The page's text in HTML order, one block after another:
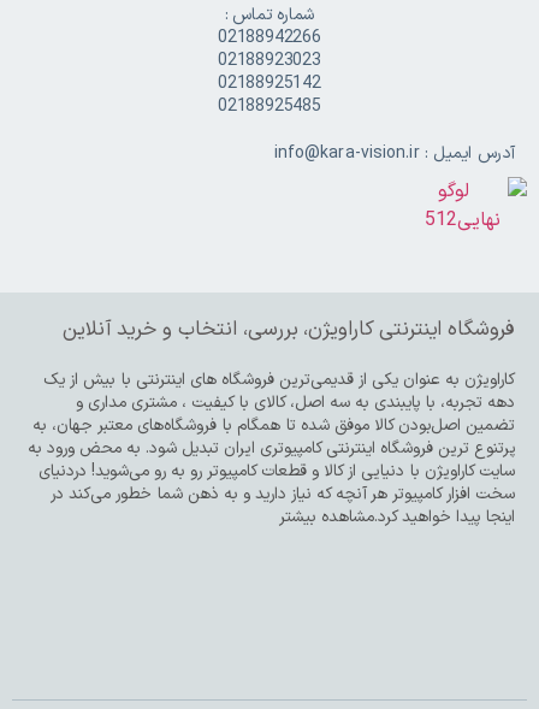
شماره تماس :
02188942266
02188923023
02188925142
02188925485
آدرس ایمیل : info@kara-vision.ir
فروشگاه اینترنتی کاراویژن، بررسی، انتخاب و خرید آنلاین
کاراویژن به عنوان یکی از قدیمی‌ترین فروشگاه های اینترنتی با بیش از یک
دهه تجربه، با پایبندی به سه اصل، کالای با کیفیت ، مشتری مداری و
تضمین اصل‌بودن کالا موفق شده تا همگام با فروشگاه‌های معتبر جهان، به
پرتنوع ترین فروشگاه اینترنتی کامپیوتری ایران تبدیل شود. به محض ورود به
سایت کاراویژن با دنیایی از کالا و قطعات کامپیوتر رو به رو می‌شوید! دردنیای
سخت افزار کامپیوتر هر آنچه که نیاز دارید و به ذهن شما خطور می‌کند در
اینجا پیدا خواهید کرد.مشاهده بیشتر